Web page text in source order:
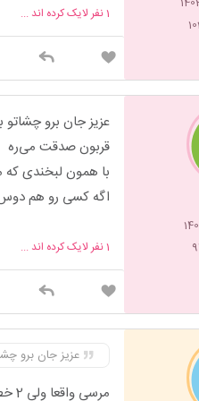
1نفر لایک کرده اند ...
عزیز جان برو
قربون صدقت می‌ره
با همون لبخندی که
اگه کسی رو هم دوس
1نفر لایک کرده اند ...
عزیز جان برو
مرسی واقعا ولی 2 خط آخر فقط به دردم خورد💞